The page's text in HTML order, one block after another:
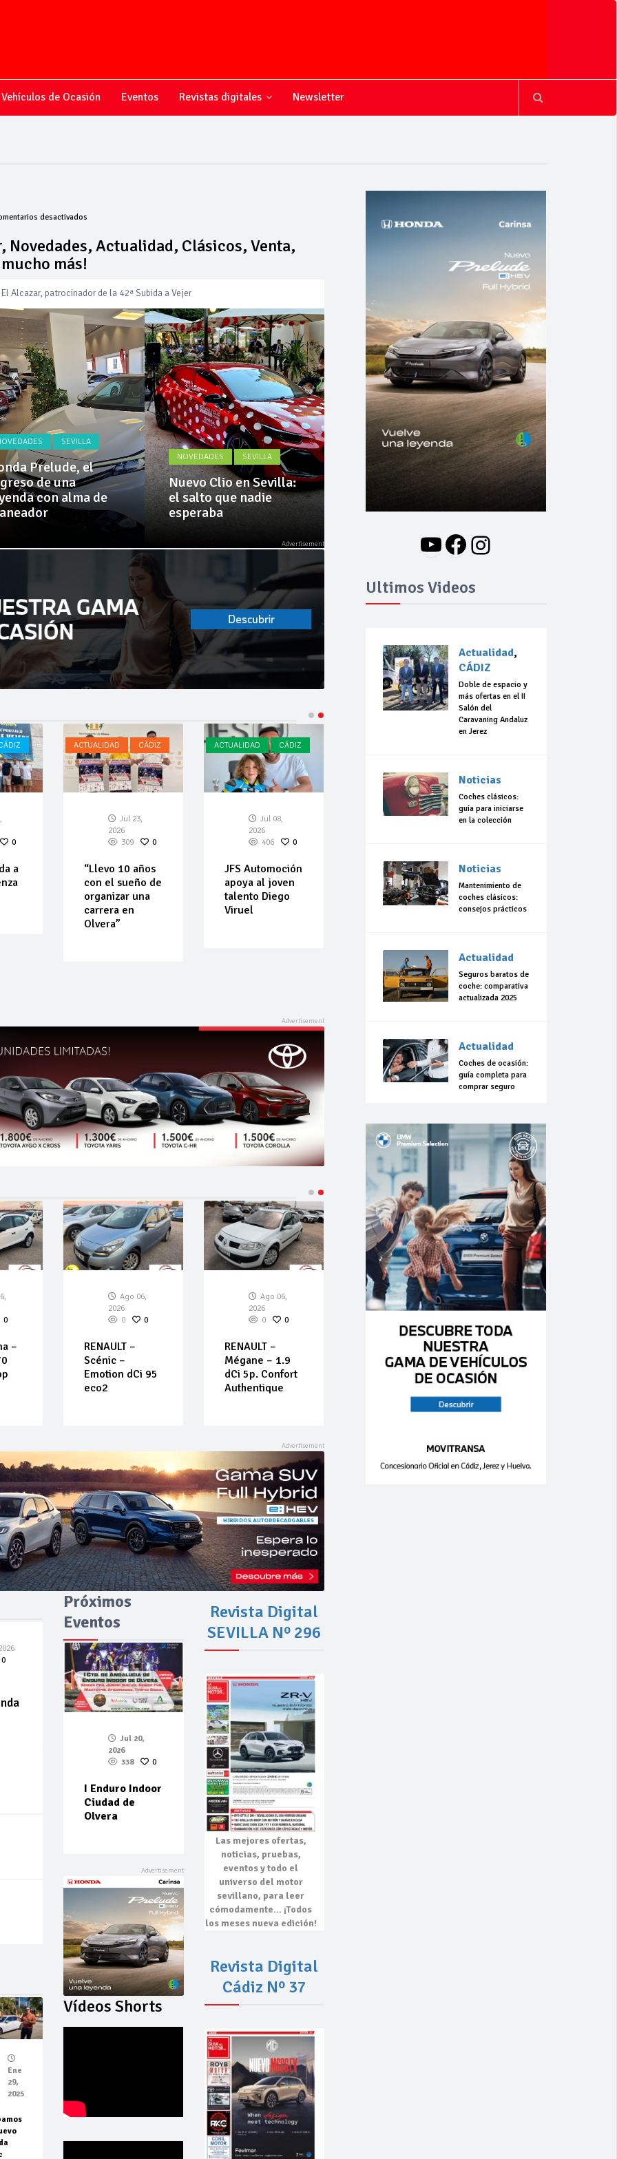
Vehículos de Ocasión Eventos Revistas digitales Newsletter
desactivadosen
sobre
el
motor,
Novedades,
Actualidad,
Clásicos,
Venta,
Pruebas,
Entrevistas,
Vídeos
y
mucho
más!
Novedades, Actualidad, Clásicos, Venta,
más!
Alcazar, patrocinador de la 42ª Subida a Vejer
mejoras en la A381 por Los Barrios
su flota de vehículos de manos de Cadimar
SEVILLA
Prelude, el
de una
con alma de
NOVEDADES SEVILLA
Nuevo Clio en Sevilla:
el salto que nadie
esperaba
NOVEDADES
Nuevo BMW i3: Y
finalmente el Serie 3
se hizo eléctrico
0
a
ACTUALIDAD CÁDIZ
Jul 23,
2026
309
0
“Llevo 10 años
con el sueño de
organizar una
carrera en
Olvera”
ACTUALIDAD CÁDIZ
Jul 08,
2026
406
0
JFS Automoción
apoya al joven
talento Diego
Viruel
0
–
Ago 06,
2026
0
0
RENAULT –
Scénic –
Emotion dCi 95
eco2
Ago 06,
2026
0
0
RENAULT –
Mégane – 1.9
dCi 5p. Confort
Authentique
0
Ene
29,
2025
Próximos
Eventos
Jul 20,
2026
338
0
I Enduro Indoor
Ciudad de
Olvera
Vídeos Shorts
Revista Digital
SEVILLA Nº 296
Las mejores ofertas,
noticias, pruebas,
eventosy todo el
universo del motor
sevillano, para leer
cómodamente… ¡Todos
los meses nueva edición!
Revista Digital
Cádiz Nº 37
YouTube
Facebook
Instagram
Ultimos Videos
Actualidad,
CÁDIZ
Doble de espacio y
más ofertas en el II
Salón del
Caravaning Andaluz
en Jerez
Noticias
Coches clásicos:
guía para iniciarse
en la colección
Noticias
Mantenimiento de
coches clásicos:
consejos prácticos
Actualidad
Seguros baratos de
coche: comparativa
actualizada 2025
Actualidad
Coches de ocasión:
guía completa para
comprar seguro